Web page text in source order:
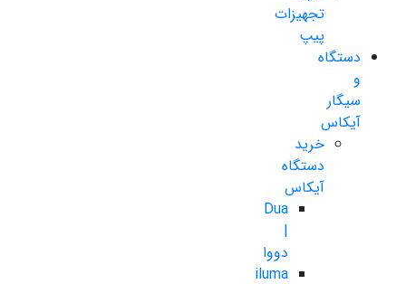
تجهیزات
پیپ
دستگاه
و
سیگار
آیکاس
خرید
دستگاه
آیکاس
Dua
|
دووا
iluma